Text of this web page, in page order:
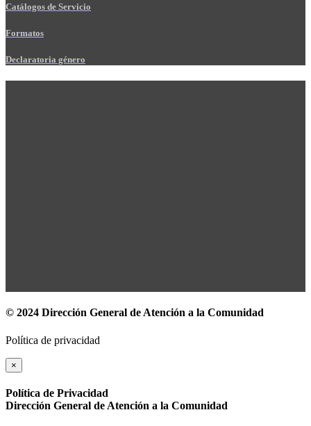
Catálogos de Servicio
Formatos
Declaratoria género
© 2024 Dirección General de Atención a la Comunidad
Política de privacidad
×
Política de Privacidad
Dirección General de Atención a la Comunidad